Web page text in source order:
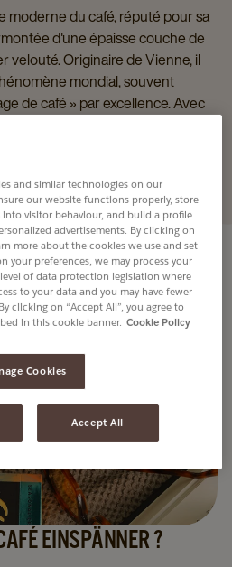
moderne du café, réputé pour sa
d'une épaisse couche de
velouté. Originaire de Vienne, il
mondial, souvent
de café » par excellence. Avec
qui se démarque dans la
EINSPÄNNER ?
and similar technologies on our
our website functions properly, store
visitor behaviour, and build a profile
advertisements. By clicking on
more about the cookies we use and set
your preferences, we may process your
of data protection legislation where
to your data and you may have fewer
clicking on “Accept All”, you agree to
in this cookie banner. Cookie Policy
Cookies
Accept All